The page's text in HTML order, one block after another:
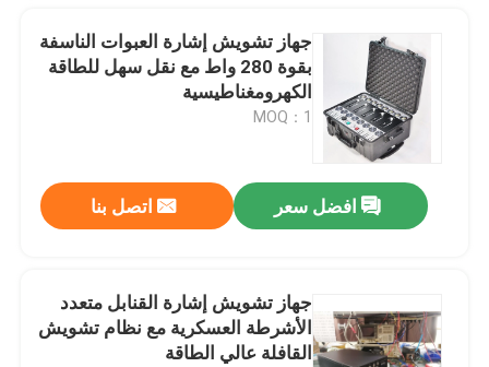
جهاز تشويش إشارة العبوات الناسفة
بقوة 280 واط مع نقل سهل للطاقة
الكهرومغناطيسية
MOQ：1
افضل سعر اتصل بنا
جهاز تشويش إشارة القنابل متعدد
الأشرطة العسكرية مع نظام تشويش
القافلة عالي الطاقة